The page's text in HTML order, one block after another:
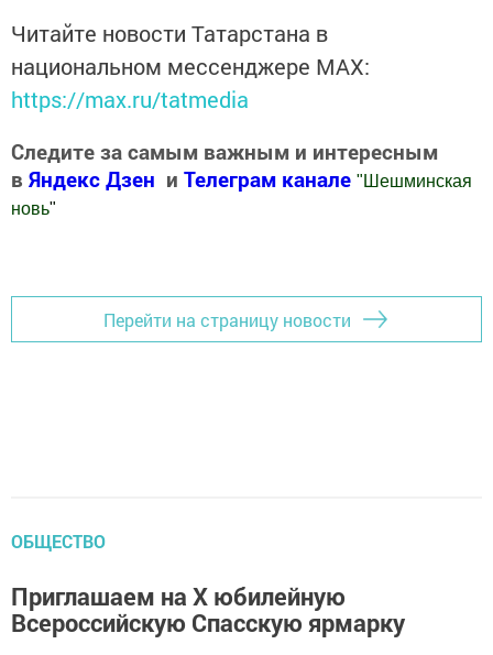
Читайте новости Татарстана в
национальном мессенджере MАХ:
https://max.ru/tatmedia
Следите за самым важным и интересным
в Яндекс Дзен и Телеграм канале " Шешминская
новь"
Перейти на страницу новости
ОБЩЕСТВО
Приглашаем на X юбилейную
Всероссийскую Спасскую ярмарку